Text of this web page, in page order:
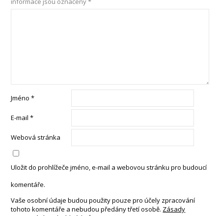
Jméno*
E-mail*
Webová stránka
Uložit do prohlížeče jméno, e-mail a webovou stránku pro budoucí
komentáře.
Vaše osobní údaje budou použity pouze pro účely zpracování
tohoto komentáře a nebudou předány třetí osobě. Zásady